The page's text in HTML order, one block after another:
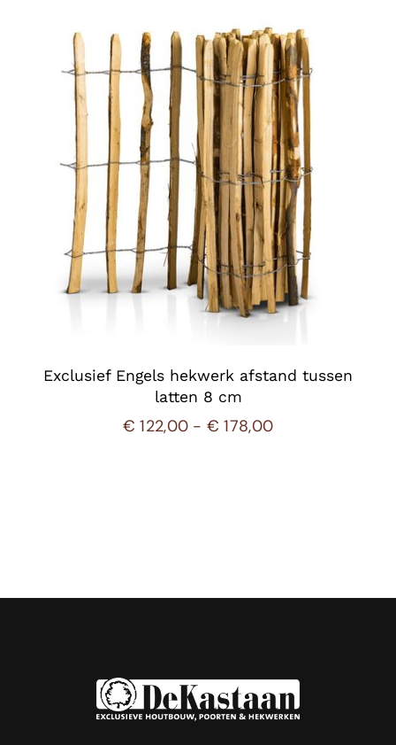
€ 218,00
Exclusief Engels hekwerk afstand tussen
latten 8 cm
€ 122,00 - € 178,00Prijsklasse: